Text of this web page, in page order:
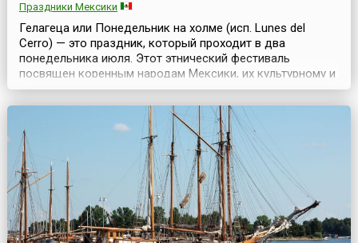
Праздники Мексики
Гелагеца или Понедельник на холме (исп. Lunes del
Cerro) — это праздник, который проходит в два
понедельника июля. Этот этнический фестиваль
посвящен коренным народам Мексики, их культурному и
языковому разнообразию и является важным
культурным событием для региона. Как и многие другие
праздники в Мексике, Гелагеца не обходится без
спиртного. Штат Оахака — единственное место в
Мексике, где гот...